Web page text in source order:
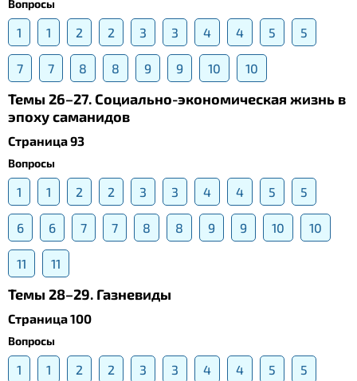
Вопросы
1 1 2 2 3 3 4 4 5 5
7 7 8 8 9 9 10 10
Темы 26–27. Социально-экономическая жизнь в
эпоху саманидов
Страница 93
Вопросы
1 1 2 2 3 3 4 4 5 5
6 6 7 7 8 8 9 9 10 10
11 11
Темы 28–29. Газневиды
Страница 100
Вопросы
1 1 2 2 3 3 4 4 5 5